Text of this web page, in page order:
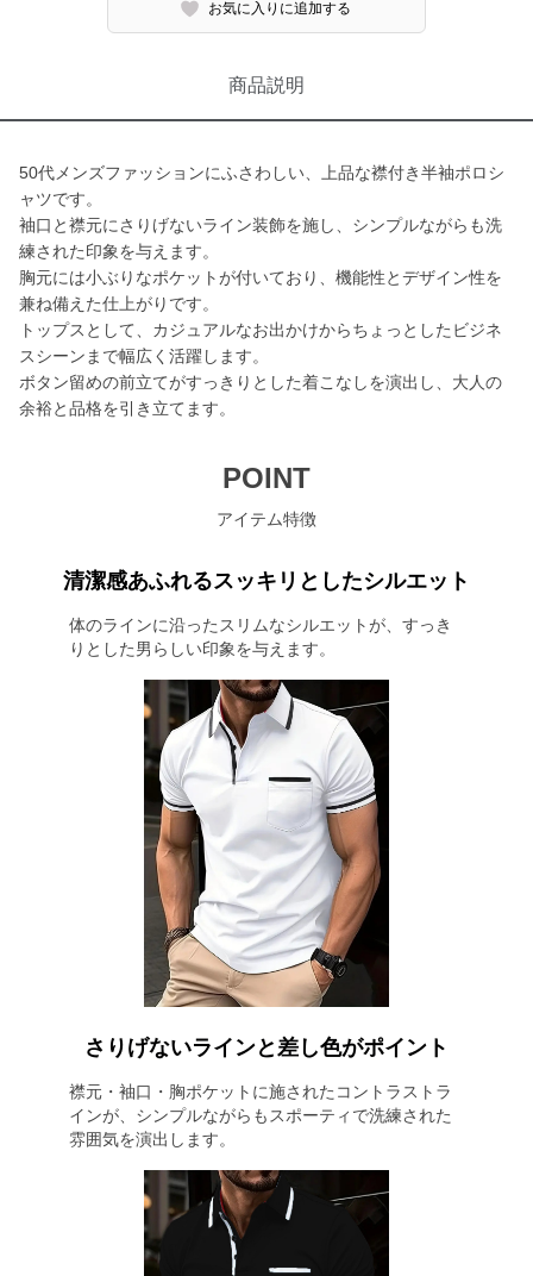
お気に入りに追加する
商品説明
50代メンズファッションにふさわしい、上品な襟付き半袖ポロシ
ャツです。
袖口と襟元にさりげないライン装飾を施し、シンプルながらも洗
練された印象を与えます。
胸元には小ぶりなポケットが付いており、機能性とデザイン性を
兼ね備えた仕上がりです。
トップスとして、カジュアルなお出かけからちょっとしたビジネ
スシーンまで幅広く活躍します。
ボタン留めの前立てがすっきりとした着こなしを演出し、大人の
余裕と品格を引き立てます。
POINT
アイテム特徴
清潔感あふれるスッキリとしたシルエット
体のラインに沿ったスリムなシルエットが、すっき
りとした男らしい印象を与えます。
さりげないラインと差し色がポイント
襟元・袖口・胸ポケットに施されたコントラストラ
インが、シンプルながらもスポーティで洗練された
雰囲気を演出します。